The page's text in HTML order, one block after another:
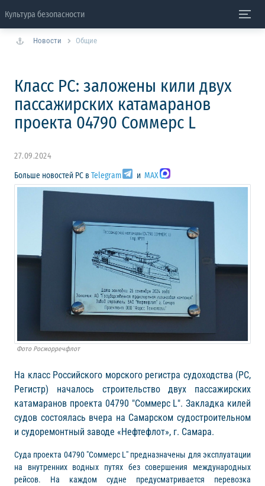
Культура безопасности
Новости Общие
Класс РС: заложены кили двух
пассажирских катамаранов
проекта 04790 Соммерс L
27.09.2024
Больше новостей РС в Telegram и MAX
Фото Росморречфлот
На класс Российского морского регистра судоходства (РС,
Регистр) началось строительство двух пассажирских
катамаранов проекта 04790 "Соммерс L". Закладка килей
судов состоялась вчера на Самарском судостроительном
и судоремонтный заводе «Нефтефлот», г. Самара.
Суда проекта 04790 "Соммерс L" предназначены для эксплуатации
на внутренних водных путях без совершения международных
рейсов. На каждом судне предусматривается перевозка